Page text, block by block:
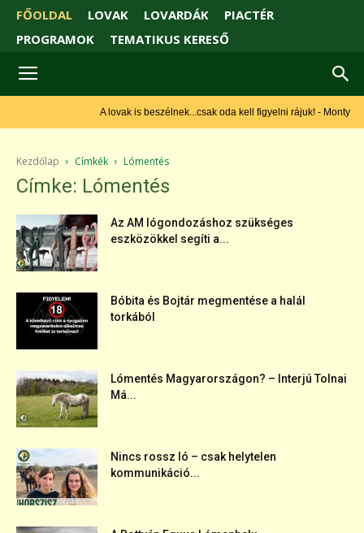
FŐOLDAL LOVAK LOVARDÁK
PIACTÉR
PROGRAMOK
TEMATIKUS KERESŐ
A lovak is beszélnek...csak oda kell figyelni rájuk! - Monty Roberts
Kezdőlap Címkék Lómentés
Címke: Lómentés
Az AM lógondozáshoz szükséges
eszközökkel segíti a...
Bóbita és Bojtár megmentése a halál
torkából
Lómentés Magyarországon? – Interjú Tolnai
Má...
Nincs rossz ló – csak helytelen
kommunikáció...